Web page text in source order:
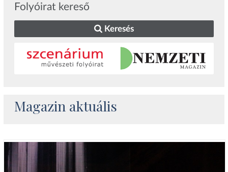
Folyóirat kereső
Keresés
Magazin aktuális